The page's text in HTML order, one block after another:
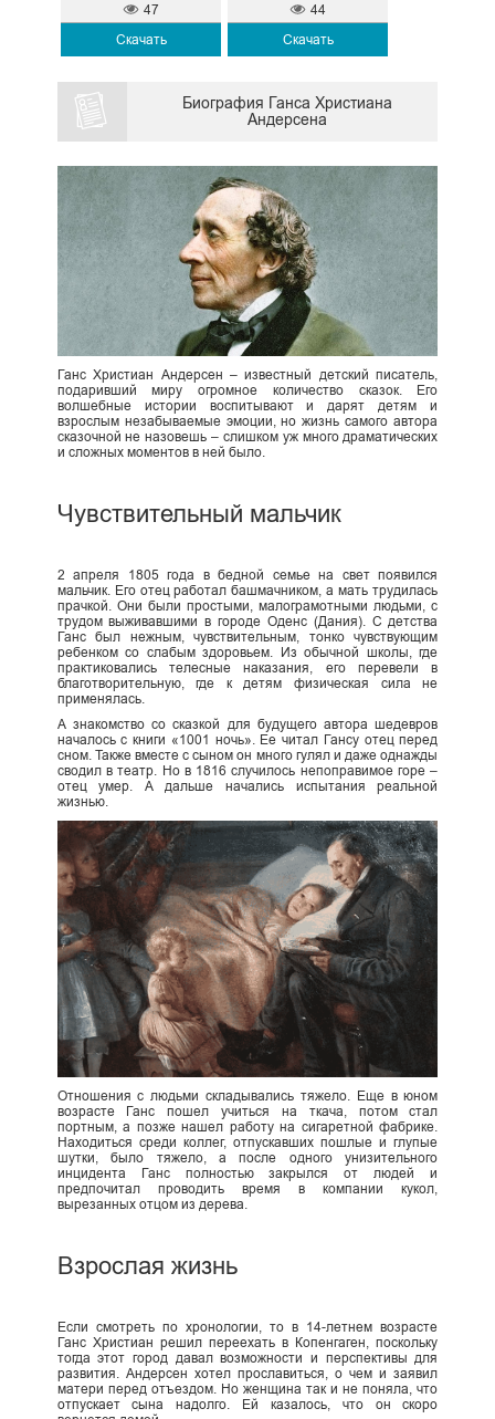
Скачать
47
Скачать
44
Биография Ганса Христиана
Андерсена
Ганс Христиан Андерсен – известный детский писатель,
подаривший миру огромное количество сказок. Его
волшебные истории воспитывают и дарят детям и
взрослым незабываемые эмоции, но жизнь самого автора
сказочной не назовешь – слишком уж много драматических
и сложных моментов в ней было.
Чувствительный мальчик
2 апреля 1805 года в бедной семье на свет появился
мальчик. Его отец работал башмачником, а мать трудилась
прачкой. Они были простыми, малограмотными людьми, с
трудом выживавшими в городе Оденс (Дания). С детства
Ганс был нежным, чувствительным, тонко чувствующим
ребенком со слабым здоровьем. Из обычной школы, где
практиковались телесные наказания, его перевели в
благотворительную, где к детям физическая сила не
применялась.
А знакомство со сказкой для будущего автора шедевров
началось с книги «1001 ночь». Ее читал Гансу отец перед
сном. Также вместе с сыном он много гулял и даже однажды
сводил в театр. Но в 1816 случилось непоправимое горе –
отец умер. А дальше начались испытания реальной
жизнью.
Отношения с людьми складывались тяжело. Еще в юном
возрасте Ганс пошел учиться на ткача, потом стал
портным, а позже нашел работу на сигаретной фабрике.
Находиться среди коллег, отпускавших пошлые и глупые
шутки, было тяжело, а после одного унизительного
инцидента Ганс полностью закрылся от людей и
предпочитал проводить время в компании кукол,
вырезанных отцом из дерева.
Взрослая жизнь
Если смотреть по хронологии, то в 14-летнем возрасте
Ганс Христиан решил переехать в Копенгаген, поскольку
тогда этот город давал возможности и перспективы для
развития. Андерсен хотел прославиться, о чем и заявил
матери перед отъездом. Но женщина так и не поняла, что
отпускает сына надолго. Ей казалось, что он скоро